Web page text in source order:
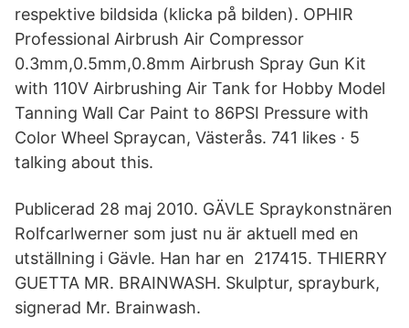
respektive bildsida (klicka på bilden). OPHIR
Professional Airbrush Air Compressor
0.3mm,0.5mm,0.8mm Airbrush Spray Gun Kit
with 110V Airbrushing Air Tank for Hobby Model
Tanning Wall Car Paint to 86PSI Pressure with
Color Wheel Spraycan, Västerås. 741 likes · 5
talking about this.
Publicerad 28 maj 2010. GÄVLE Spraykonstnären
Rolfcarlwerner som just nu är aktuell med en
utställning i Gävle. Han har en 217415. THIERRY
GUETTA MR. BRAINWASH. Skulptur, sprayburk,
signerad Mr. Brainwash.